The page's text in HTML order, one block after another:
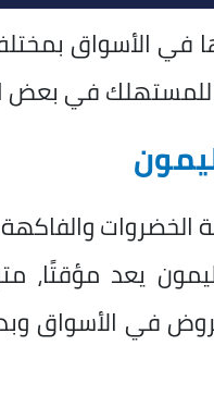
في الأسواق
في بعض المناطق
والفاكهة
يعد مؤقتًا،
في الأسواق